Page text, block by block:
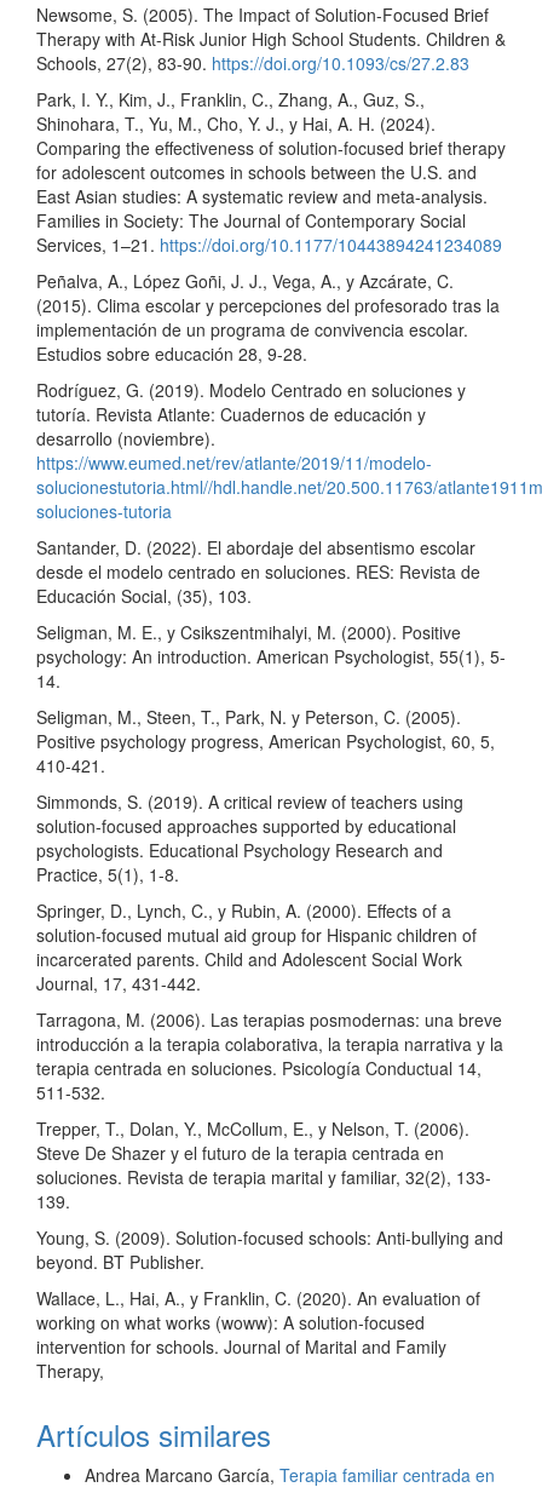
Newsome, S. (2005). The Impact of Solution-Focused Brief
Therapy with At-Risk Junior High School Students. Children &
Schools, 27(2), 83-90. https://doi.org/10.1093/cs/27.2.83
Park, I. Y., Kim, J., Franklin, C., Zhang, A., Guz, S.,
Shinohara, T., Yu, M., Cho, Y. J., y Hai, A. H. (2024).
Comparing the effectiveness of solution-focused brief therapy
for adolescent outcomes in schools between the U.S. and
East Asian studies: A systematic review and meta-analysis.
Families in Society: The Journal of Contemporary Social
Services, 1–21. https://doi.org/10.1177/10443894241234089
Peñalva, A., López Goñi, J. J., Vega, A., y Azcárate, C.
(2015). Clima escolar y percepciones del profesorado tras la
implementación de un programa de convivencia escolar.
Estudios sobre educación 28, 9-28.
Rodríguez, G. (2019). Modelo Centrado en soluciones y
tutoría. Revista Atlante: Cuadernos de educación y
desarrollo (noviembre).
https://www.eumed.net/rev/atlante/2019/11/modelo-
solucionestutoria.html//hdl.handle.net/20.500.11763/
soluciones-tutoria
Santander, D. (2022). El abordaje del absentismo escolar
desde el modelo centrado en soluciones. RES: Revista de
Educación Social, (35), 103.
Seligman, M. E., y Csikszentmihalyi, M. (2000). Positive
psychology: An introduction. American Psychologist, 55(1), 5-
14.
Seligman, M., Steen, T., Park, N. y Peterson, C. (2005).
Positive psychology progress, American Psychologist, 60, 5,
410-421.
Simmonds, S. (2019). A critical review of teachers using
solution-focused approaches supported by educational
psychologists. Educational Psychology Research and
Practice, 5(1), 1-8.
Springer, D., Lynch, C., y Rubin, A. (2000). Effects of a
solution-focused mutual aid group for Hispanic children of
incarcerated parents. Child and Adolescent Social Work
Journal, 17, 431-442.
Tarragona, M. (2006). Las terapias posmodernas: una breve
introducción a la terapia colaborativa, la terapia narrativa y la
terapia centrada en soluciones. Psicología Conductual 14,
511-532.
Trepper, T., Dolan, Y., McCollum, E., y Nelson, T. (2006).
Steve De Shazer y el futuro de la terapia centrada en
soluciones. Revista de terapia marital y familiar, 32(2), 133-
139.
Young, S. (2009). Solution-focused schools: Anti-bullying and
beyond. BT Publisher.
Wallace, L., Hai, A., y Franklin, C. (2020). An evaluation of
working on what works (woww): A solution‐focused
intervention for schools. Journal of Marital and Family
Therapy,
Artículos similares
Andrea Marcano García, Terapia familiar centrada en